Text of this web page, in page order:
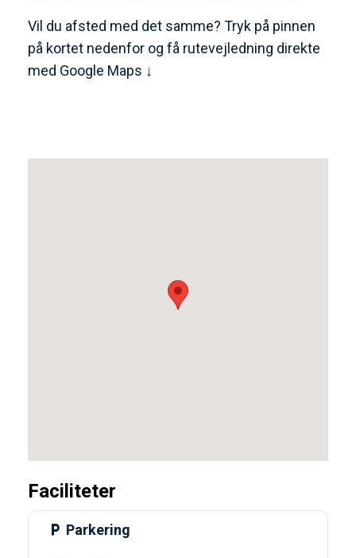
Vil du afsted med det samme? Tryk på pinnen
på kortet nedenfor og få rutevejledning direkte
med Google Maps ↓
Faciliteter
Parkering